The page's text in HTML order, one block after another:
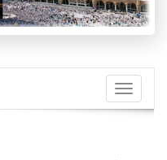
Toggle
navigation